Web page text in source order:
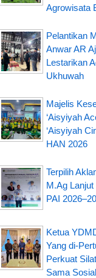
Agrowisata
Pelantikan
Anwar AR
Lestarikan
Ukhuwah
Majelis
‘Aisyiyah
‘Aisyiyah
HAN 2026
Terpilih
M.Ag
PAI
Ketua
Yang di-
Perkuat
Sama